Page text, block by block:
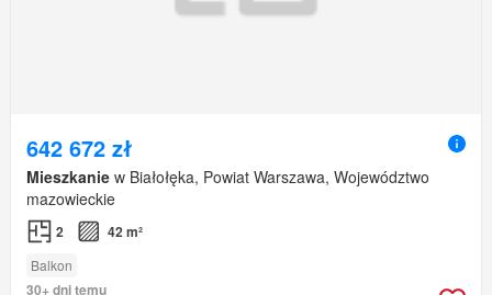
642 672 zł
Mieszkanie w Białołęka, Powiat Warszawa, Województwo
mazowieckie
2 42 m²
Balkon
30+ dni temu